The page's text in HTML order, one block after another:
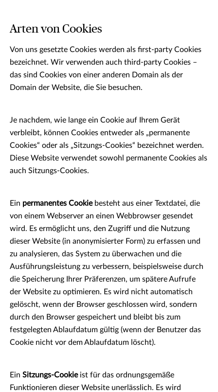
Arten von Cookies
Von uns gesetzte Cookies werden als first-party Cookies
bezeichnet. Wir verwenden auch third-party Cookies –
das sind Cookies von einer anderen Domain als der
Domain der Website, die Sie besuchen.
Je nachdem, wie lange ein Cookie auf Ihrem Gerät
verbleibt, können Cookies entweder als „permanente
Cookies“ oder als „Sitzungs-Cookies“ bezeichnet werden.
Diese Website verwendet sowohl permanente Cookies als
auch Sitzungs-Cookies.
Ein permanentes Cookie besteht aus einer Textdatei, die
von einem Webserver an einen Webbrowser gesendet
wird. Es ermöglicht uns, den Zugriff und die Nutzung
dieser Website (in anonymisierter Form) zu erfassen und
zu analysieren, das System zu überwachen und die
Ausführungsleistung zu verbessern, beispielsweise durch
die Speicherung Ihrer Präferenzen, um spätere Aufrufe
der Website zu optimieren. Es wird nicht automatisch
gelöscht, wenn der Browser geschlossen wird, sondern
durch den Browser gespeichert und bleibt bis zum
festgelegten Ablaufdatum gültig (wenn der Benutzer das
Cookie nicht vor dem Ablaufdatum löscht).
Ein Sitzungs-Cookie ist für das ordnungsgemäße
Funktionieren dieser Website unerlässlich. Es wird